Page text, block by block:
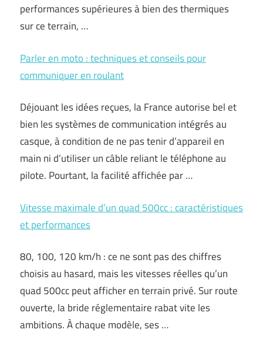
performances supérieures à bien des thermiques
sur ce terrain, …
Parler en moto : techniques et conseils pour
communiquer en roulant
Déjouant les idées reçues, la France autorise bel et
bien les systèmes de communication intégrés au
casque, à condition de ne pas tenir d’appareil en
main ni d’utiliser un câble reliant le téléphone au
pilote. Pourtant, la facilité affichée par …
Vitesse maximale d’un quad 500cc : caractéristiques
et performances
80, 100, 120 km/h : ce ne sont pas des chiffres
choisis au hasard, mais les vitesses réelles qu’un
quad 500cc peut afficher en terrain privé. Sur route
ouverte, la bride réglementaire rabat vite les
ambitions. À chaque modèle, ses …